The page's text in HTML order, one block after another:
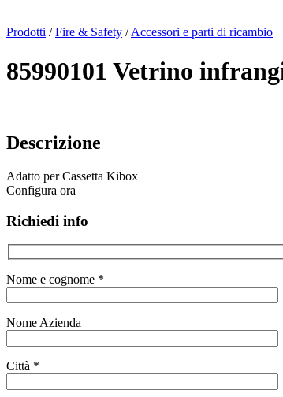
Prodotti /Fire & Safety /Accessori e parti di ricambio
85990101 Vetrino
Descrizione
Adatto per Cassetta Kibox
Configura ora
Richiedi info
Nome e cognome *
Nome Azienda
Città *